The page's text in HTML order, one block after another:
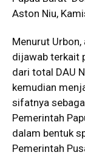
Aston Niu,
Menurut
dijawab terkait
dari total DAU
kemudian
sifatnya
Pemerintah
dalam bentuk
Pemerintah